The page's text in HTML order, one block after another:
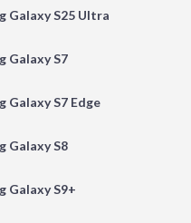
Galaxy S25 Ultra
Galaxy S7
Galaxy S7 Edge
Galaxy S8
Galaxy S9+